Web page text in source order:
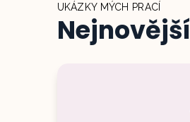
UKÁZKY MÝCH PRACÍ